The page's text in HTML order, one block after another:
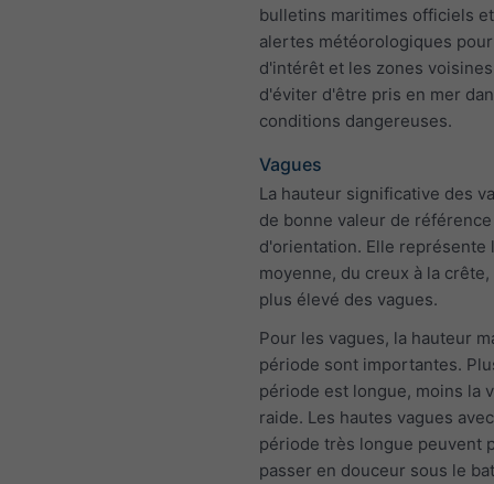
bulletins maritimes officiels
alertes météorologiques
d'intérêt et les zones
d'éviter d'être pris en mer
conditions dangereuses.
Vagues
La hauteur significative des
de bonne valeur de
d'orientation. Elle représente
moyenne, du creux à la
plus élevé des vagues.
Pour les vagues, la hauteur
période sont importantes.
période est longue, moins la
raide. Les hautes vagues
période très longue peuvent
passer en douceur sous le